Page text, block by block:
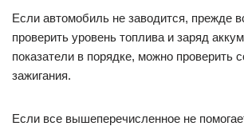
Если автомобиль не заводится, прежде
проверить уровень топлива и заряд
показатели в порядке, можно проверить
зажигания.
Если все вышеперечисленное не